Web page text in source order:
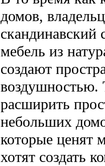
домов,
скандинавский
мебель из
создают
воздушностью.
расширить
небольших
которые ценят
хотят создать